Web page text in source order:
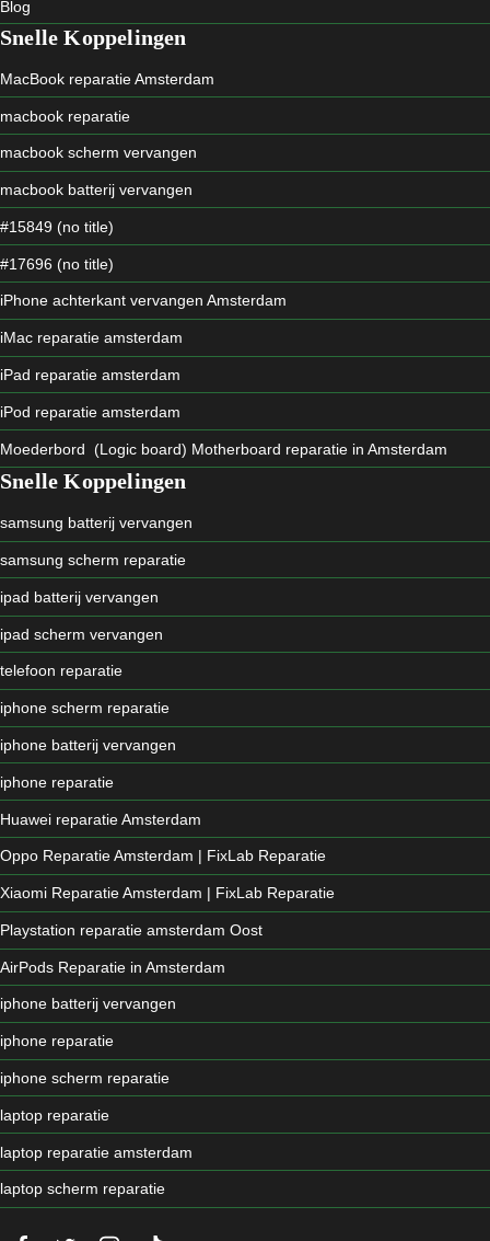
Blog
Snelle Koppelingen
MacBook reparatie Amsterdam
macbook reparatie
macbook scherm vervangen
macbook batterij vervangen
#15849 (no title)
#17696 (no title)
iPhone achterkant vervangen Amsterdam
iMac reparatie amsterdam
iPad reparatie amsterdam
iPod reparatie amsterdam
Moederbord (Logic board) Motherboard reparatie in Amsterdam
Snelle Koppelingen
samsung batterij vervangen
samsung scherm reparatie
ipad batterij vervangen
ipad scherm vervangen
telefoon reparatie
iphone scherm reparatie
iphone batterij vervangen
iphone reparatie
Huawei reparatie Amsterdam
Oppo Reparatie Amsterdam | FixLab Reparatie
Xiaomi Reparatie Amsterdam | FixLab Reparatie
Playstation reparatie amsterdam Oost
AirPods Reparatie in Amsterdam
iphone batterij vervangen
iphone reparatie
iphone scherm reparatie
laptop reparatie
laptop reparatie amsterdam
laptop scherm reparatie